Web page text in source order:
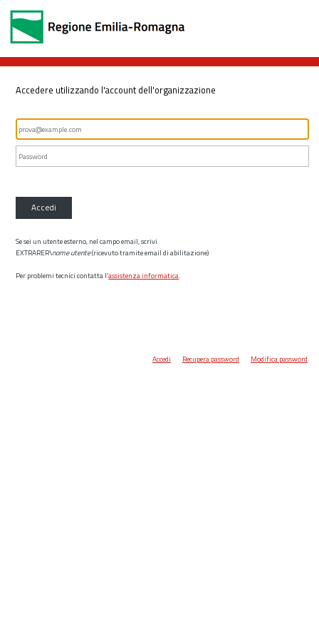
Accedere utilizzando l'account dell'organizzazione
Accedi
Se sei un utente esterno, nel campo email, scrivi
EXTRARER\nome utente(ricevuto tramite email di abilitazione)
Per problemi tecnici contatta l’assistenza informatica.
Accedi Recupera password Modifica password